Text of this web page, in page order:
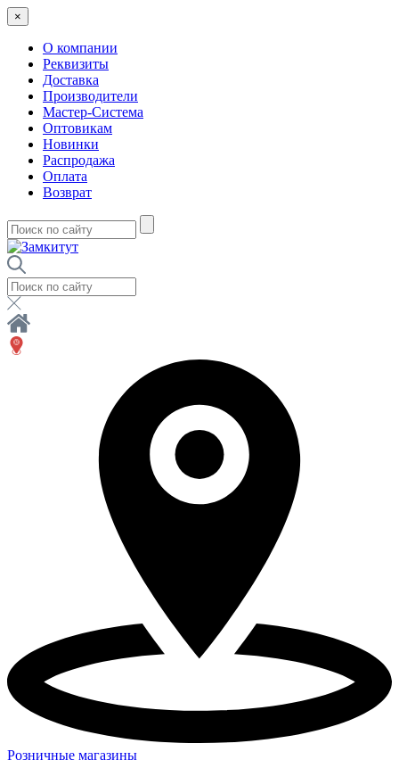
×
О компании
Реквизиты
Доставка
Производители
Мастер-Система
Оптовикам
Новинки
Распродажа
Оплата
Возврат
Розничные магазины